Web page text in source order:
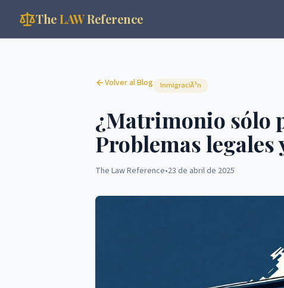
TheLAWReference
Volver al Blog InmigraciÃ³n
¿Matrimonio sólo
Problemas
The Law Reference•23 de abril de 2025